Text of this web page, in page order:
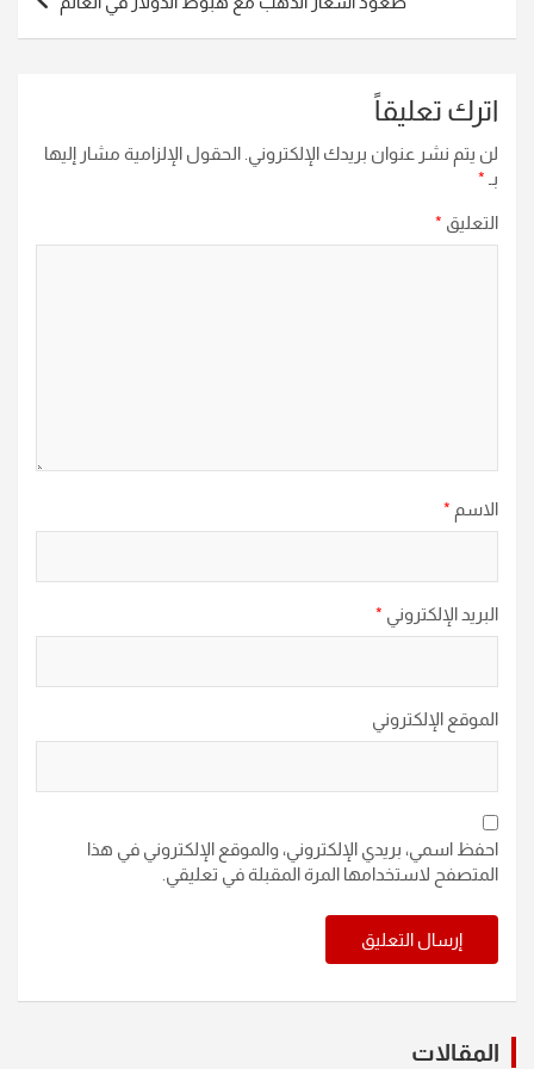
اترك تعليقاً
لن يتم نشر عنوان بريدك الإلكتروني. الحقول الإلزامية مشار إليها
بـ *
التعليق *
الاسم *
البريد الإلكتروني *
الموقع الإلكتروني
احفظ اسمي، بريدي الإلكتروني، والموقع الإلكتروني في هذا
المتصفح لاستخدامها المرة المقبلة في تعليقي.
المقالات